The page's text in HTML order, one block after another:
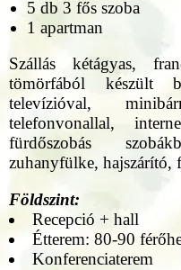
5 db 3 fős szoba
1 apartman
Szállás kétágyas,
tömörfából készült
televízióval,
telefonvonallal,
fürdőszobás
zuhanyfülke, hajszárító,
Földszint:
Recepció + hall
Étterem: 80-90
Konferenciaterem